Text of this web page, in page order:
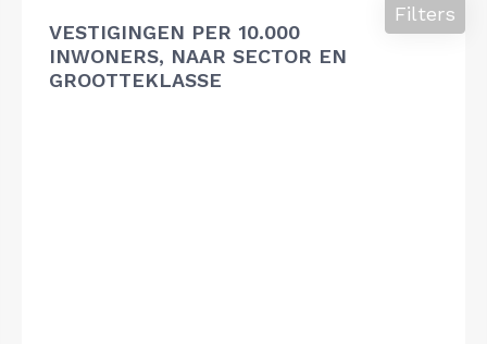
VESTIGINGEN PER 10.000
INWONERS, NAAR SECTOR EN
GROOTTEKLASSE
Filters